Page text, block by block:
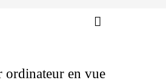
ordinateur en vue